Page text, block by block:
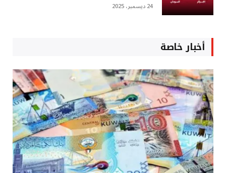
24 ديسمبر، 2025
أخبار خاصة